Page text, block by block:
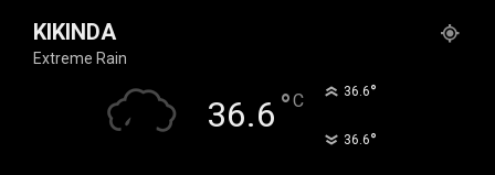
KIKINDA
Extreme Rain
36.6 °C 36.6°
36.6°